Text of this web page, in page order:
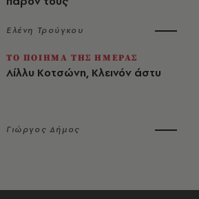
Ελένη Τρούγκου
ΤΟ ΠΟΙΗΜΑ ΤΗΣ ΗΜΕΡΑΣ
Λίλλυ Κοτσώνη, Κλεινόν άστυ
Γιώργος Δήμος